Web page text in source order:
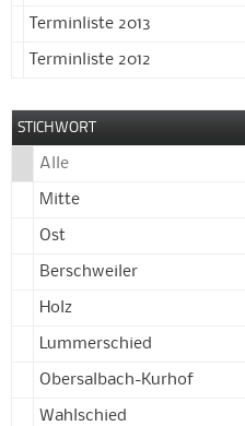
Terminliste 2013
Terminliste 2012
STICHWORT
Alle
Mitte
Ost
Berschweiler
Holz
Lummerschied
Obersalbach-Kurhof
Wahlschied